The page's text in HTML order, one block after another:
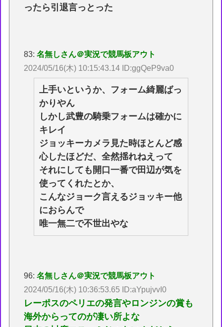
ったら引退言っとった
83:名無しさん＠実況で競馬板アウト
2024/05/16(木) 10:15:43.14 ID:ggQeP9va0
上手いというか、フォーム綺麗ばっ
かりやん
しかし武豊の騎乗フォームは確かに
キレイ
ジョッキーカメラ見た時ほとんど感
心したほどだ、全然揺れねえって
それにしても開口一番で田辺が気を
使ってくれたとか、
こんなジョーク言えるジョッキー他
におらんで
唯一無二で不世出やな
96:名無しさん＠実況で競馬板アウト
2024/05/16(木) 10:36:53.65 ID:aYpujvvI0
レーポスのペリエの発言やロンジンの賞も
海外からってのが凄い所よな